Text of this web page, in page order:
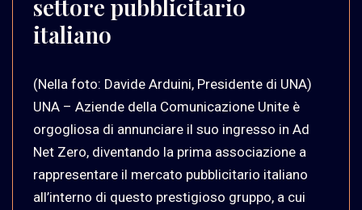
settore pubblicitario
italiano
(Nella foto: Davide Arduini, Presidente di UNA)
UNA – Aziende della Comunicazione Unite è
orgogliosa di annunciare il suo ingresso in Ad
Net Zero, diventando la prima associazione a
rappresentare il mercato pubblicitario italiano
all’interno di questo prestigioso gruppo, a cui